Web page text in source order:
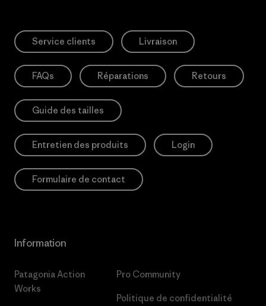
Service clients Livraison
FAQs Réparations Retours
Guide des tailles
Entretien des produits Login
Formulaire de contact
Information
Patagonia Action
Works
Pro Community
Politique de confidentialité